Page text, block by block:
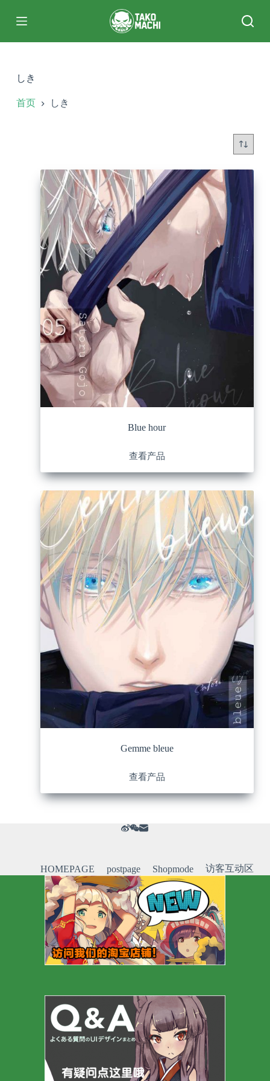
过
しき
首页 しき
Blue hour
查看产品
Gemme bleue
查看产品
HOMEPAGE postpage Shopmode 访客互动区